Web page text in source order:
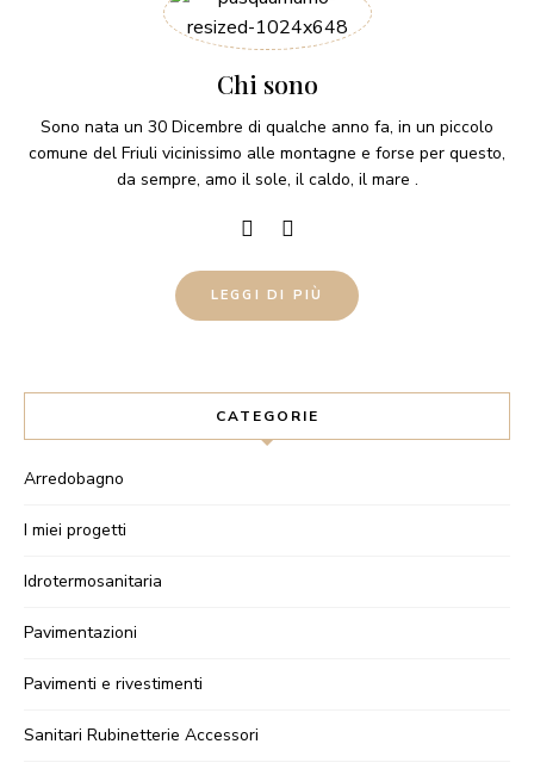
Chi sono
Sono nata un 30 Dicembre di qualche anno fa, in un piccolo
comune del Friuli vicinissimo alle montagne e forse per questo,
da sempre, amo il sole, il caldo, il mare .
LEGGI DI PIÙ
CATEGORIE
Arredobagno
I miei progetti
Idrotermosanitaria
Pavimentazioni
Pavimenti e rivestimenti
Sanitari Rubinetterie Accessori